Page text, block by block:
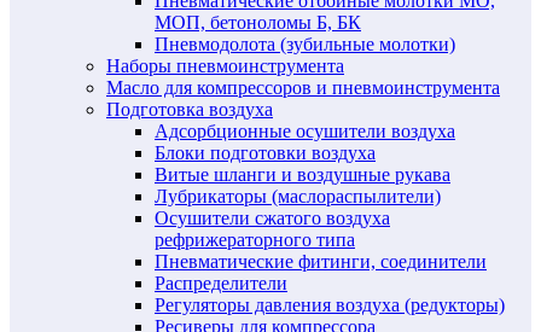
МОП, бетоноломы Б, БК
Пневмодолота (зубильные молотки)
Наборы пневмоинструмента
Масло для компрессоров и пневмоинструмента
Подготовка воздуха
Адсорбционные осушители воздуха
Блоки подготовки воздуха
Витые шланги и воздушные рукава
Лубрикаторы (маслораспылители)
Осушители сжатого воздуха
рефрижераторного типа
Пневматические фитинги, соединители
Распределители
Регуляторы давления воздуха (редукторы)
Ресиверы для компрессора